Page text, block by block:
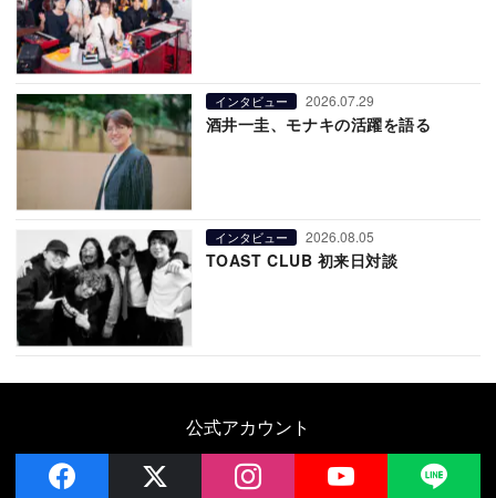
インタビュー 2026.07.29
酒井一圭、モナキの活躍を語る
インタビュー 2026.08.05
TOAST CLUB 初来日対談
公式アカウント
facebook instagram YouTube